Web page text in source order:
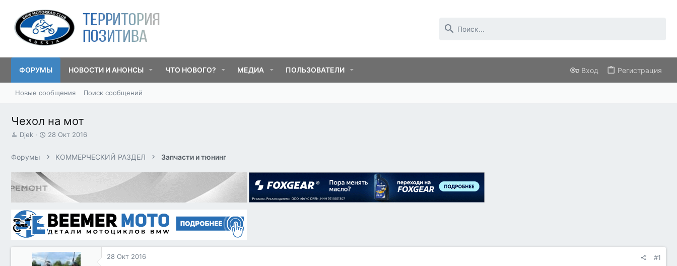
ФОРУМЫ НОВОСТИ И АНОНСЫ ЧТО НОВОГО? МЕДИА ПОЛЬЗОВАТЕЛИ Вход Регистрация
Новые сообщения Поиск сообщений
Чехол на мот
А
о
е
Djek
Д
а
а
ч
а
28 Окт 2016
Форумы КОММЕРЧЕСКИЙ РАЗДЕЛ Запчасти и тюнинг
28 Окт 2016 #1